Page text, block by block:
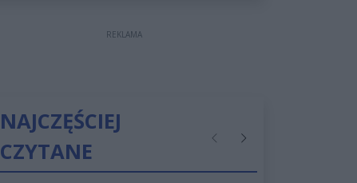
REKLAMA
NAJCZĘŚCIEJ
CZYTANE
PoprzednieNastępne